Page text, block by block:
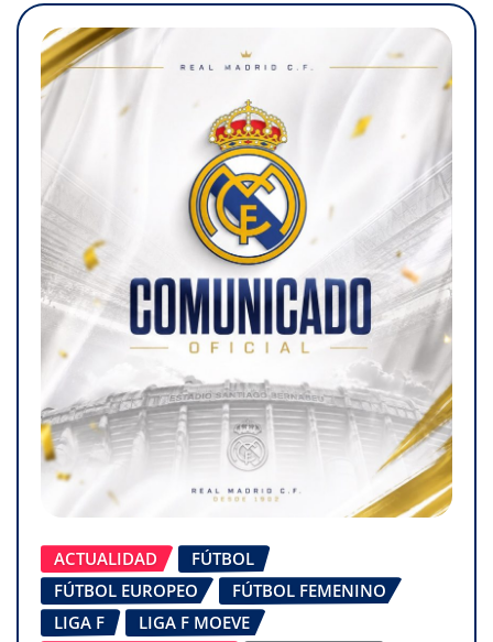
ACTUALIDAD
FÚTBOL
FÚTBOL EUROPEO
FÚTBOL FEMENINO
LIGA F
LIGA F MOEVE